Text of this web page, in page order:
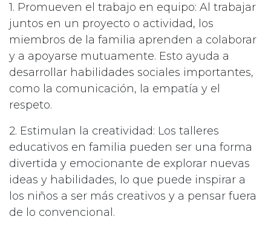
1. Promueven el trabajo en equipo: Al trabajar
juntos en un proyecto o actividad, los
miembros de la familia aprenden a colaborar
y a apoyarse mutuamente. Esto ayuda a
desarrollar habilidades sociales importantes,
como la comunicación, la empatía y el
respeto.
2. Estimulan la creatividad: Los talleres
educativos en familia pueden ser una forma
divertida y emocionante de explorar nuevas
ideas y habilidades, lo que puede inspirar a
los niños a ser más creativos y a pensar fuera
de lo convencional.